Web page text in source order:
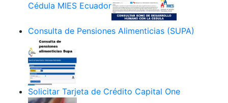
Cédula MIES Ecuador
Consulta de Pensiones Alimenticias (SUPA)
Solicitar Tarjeta de Crédito Capital One